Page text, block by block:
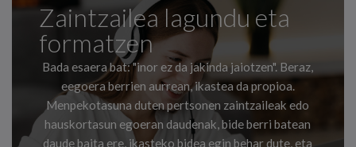
Zaintzailea lagundu eta
formatzen
Bada esaera bat: "inor ez da jakinda jaiotzen". Beraz,
eegoera berrien aurrean, ikastea da propioa.
Menpekotasuna duten pertsonen zaintzaileak edo
hauskortasun egoeran daudenak, bide berri batean
daude baita ere, ikasteko bidea egin behar dute, eta